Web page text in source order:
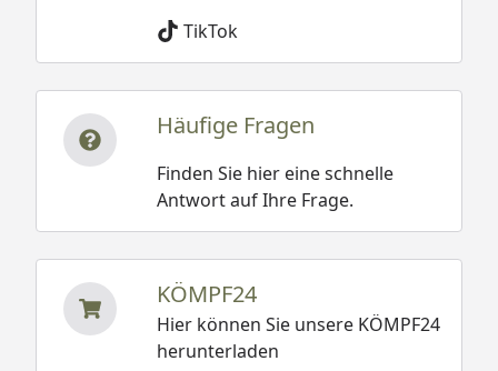
TikTok
Häufige Fragen
Finden Sie hier eine schnelle
Antwort auf Ihre Frage.
KÖMPF24
Hier können Sie unsere KÖMPF24
herunterladen